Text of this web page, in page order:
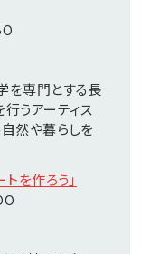
を専門とする長
うアーティス
然や暮らしを
を作ろう」